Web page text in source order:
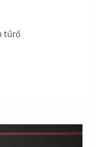
tűrő